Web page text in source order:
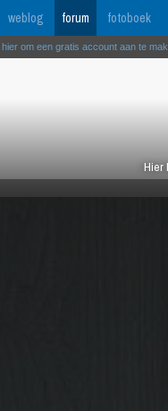
weblog forum fotoboek
Hier
hier om een gratis account aan te